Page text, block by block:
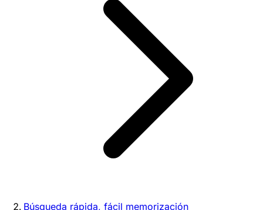
Búsqueda rápida, fácil memorización